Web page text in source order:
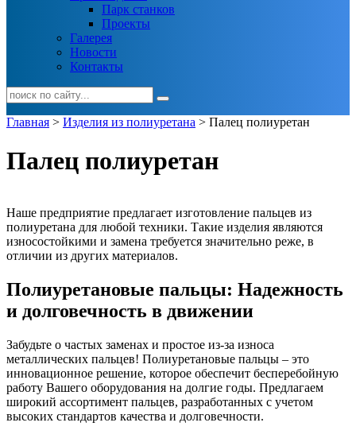
Парк станков
Проекты
Галерея
Новости
Контакты
Главная > Изделия из полиуретана > Палец полиуретан
Палец полиуретан
Наше предприятие предлагает изготовление пальцев из
полиуретана для любой техники. Такие изделия являются
износостойкими и замена требуется значительно реже, в
отличии из других материалов.
Полиуретановые пальцы: Надежность
и долговечность в движении
Забудьте о частых заменах и простое из-за износа
металлических пальцев! Полиуретановые пальцы – это
инновационное решение, которое обеспечит бесперебойную
работу Вашего оборудования на долгие годы. Предлагаем
широкий ассортимент пальцев, разработанных с учетом
высоких стандартов качества и долговечности.